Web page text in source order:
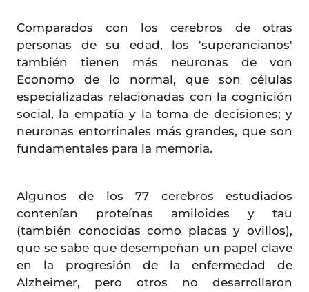
Comparados con los cerebros de otras
personas de su edad, los 'superancianos'
también tienen más neuronas de von
Economo de lo normal, que son células
especializadas relacionadas con la cognición
social, la empatía y la toma de decisiones; y
neuronas entorrinales más grandes, que son
fundamentales para la memoria.
Algunos de los 77 cerebros estudiados
contenían proteínas amiloides y tau
(también conocidas como placas y ovillos),
que se sabe que desempeñan un papel clave
en la progresión de la enfermedad de
Alzheimer, pero otros no desarrollaron